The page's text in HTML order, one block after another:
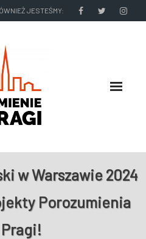
JESTEŚMY:
w Warszawie 2024
Porozumienia